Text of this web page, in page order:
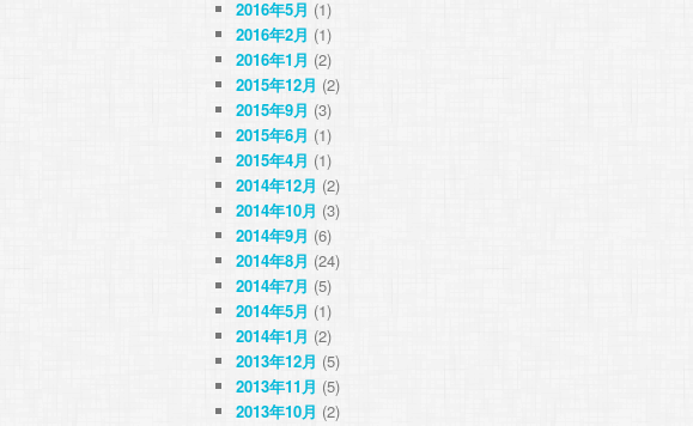
2016年5月 (1)
2016年2月 (1)
2016年1月 (2)
2015年12月 (2)
2015年9月 (3)
2015年6月 (1)
2015年4月 (1)
2014年12月 (2)
2014年10月 (3)
2014年9月 (6)
2014年8月 (24)
2014年7月 (5)
2014年5月 (1)
2014年1月 (2)
2013年12月 (5)
2013年11月 (5)
2013年10月 (2)